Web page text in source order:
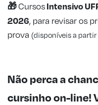
🎁CursosIntensivo
2026, para revisar os
prova (disponíveis a
Não perca a
cursinho on-line!